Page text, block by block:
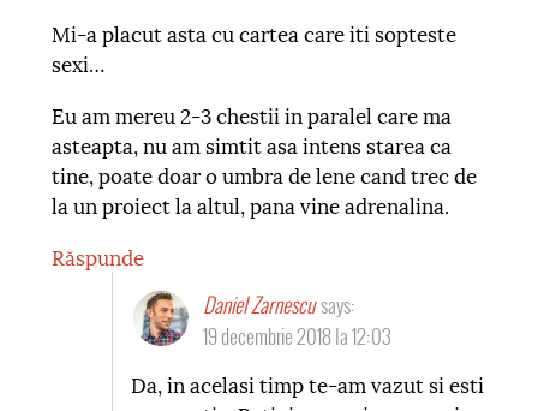
Mi-a placut asta cu cartea care iti sopteste
sexi…
Eu am mereu 2-3 chestii in paralel care ma
asteapta, nu am simtit asa intens starea ca
tine, poate doar o umbra de lene cand trec de
la un proiect la altul, pana vine adrenalina.
Răspunde
Daniel Zarnescusays:
19 decembrie 2018 la 12:03
Da, in acelasi timp te-am vazut si esti